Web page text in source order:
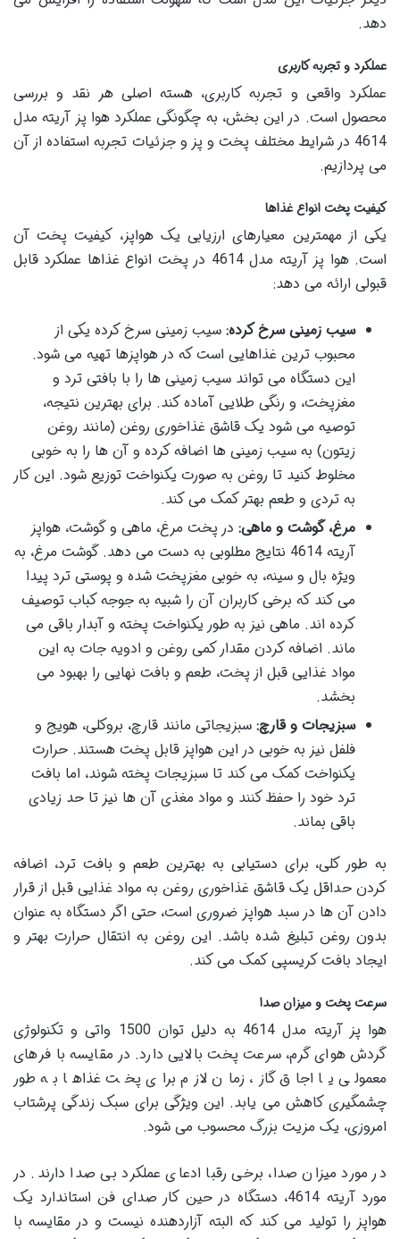
دهد.
عملکرد و تجربه کاربری
عملکرد واقعی و تجربه کاربری، هسته اصلی هر نقد و بررسی
محصول است. در این بخش، به چگونگی عملکرد هوا پز آریته مدل
4614 در شرایط مختلف پخت و پز و جزئیات تجربه استفاده از آن
می پردازیم.
کیفیت پخت انواع غذاها
یکی از مهمترین معیارهای ارزیابی یک هواپز، کیفیت پخت آن
است. هوا پز آریته مدل 4614 در پخت انواع غذاها عملکرد قابل
قبولی ارائه می دهد:
سیب زمینی سرخ کرده: سیب زمینی سرخ کرده یکی از
محبوب ترین غذاهایی است که در هواپزها تهیه می شود.
این دستگاه می تواند سیب زمینی ها را با بافتی ترد و
مغزپخت، و رنگی طلایی آماده کند. برای بهترین نتیجه،
توصیه می شود یک قاشق غذاخوری روغن (مانند روغن
زیتون) به سیب زمینی ها اضافه کرده و آن ها را به خوبی
مخلوط کنید تا روغن به صورت یکنواخت توزیع شود. این کار
به تردی و طعم بهتر کمک می کند.
مرغ، گوشت و ماهی: در پخت مرغ، ماهی و گوشت، هواپز
آریته 4614 نتایج مطلوبی به دست می دهد. گوشت مرغ، به
ویژه بال و سینه، به خوبی مغزپخت شده و پوستی ترد پیدا
می کند که برخی کاربران آن را شبیه به جوجه کباب توصیف
کرده اند. ماهی نیز به طور یکنواخت پخته و آبدار باقی می
ماند. اضافه کردن مقدار کمی روغن و ادویه جات به این
مواد غذایی قبل از پخت، طعم و بافت نهایی را بهبود می
بخشد.
سبزیجات و قارچ: سبزیجاتی مانند قارچ، بروکلی، هویج و
فلفل نیز به خوبی در این هواپز قابل پخت هستند. حرارت
یکنواخت کمک می کند تا سبزیجات پخته شوند، اما بافت
ترد خود را حفظ کنند و مواد مغذی آن ها نیز تا حد زیادی
باقی بماند.
به طور کلی، برای دستیابی به بهترین طعم و بافت ترد، اضافه
کردن حداقل یک قاشق غذاخوری روغن به مواد غذایی قبل از قرار
دادن آن ها در سبد هواپز ضروری است، حتی اگر دستگاه به عنوان
بدون روغن تبلیغ شده باشد. این روغن به انتقال حرارت بهتر و
ایجاد بافت کریسپی کمک می کند.
سرعت پخت و میزان صدا
هوا پز آریته مدل 4614 به دلیل توان 1500 واتی و تکنولوژی
گردش هوای گرم، سرعت پخت بالایی دارد. در مقایسه با فرهای
معمولی یا اجاق گاز، زمان لازم برای پخت غذاها به طور
چشمگیری کاهش می یابد. این ویژگی برای سبک زندگی پرشتاب
امروزی، یک مزیت بزرگ محسوب می شود.
در مورد میزان صدا، برخی رقبا ادعای عملکرد بی صدا دارند. در
مورد آریته 4614، دستگاه در حین کار صدای فن استاندارد یک
هواپز را تولید می کند که البته آزاردهنده نیست و در مقایسه با